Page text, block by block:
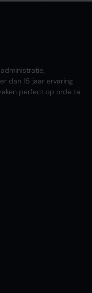
dan 15 jaar ervaring
perfect op orde te